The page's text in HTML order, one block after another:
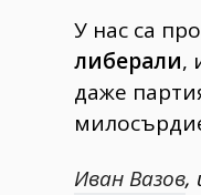
У нас са
либерали,
даже
Иван Вазов,